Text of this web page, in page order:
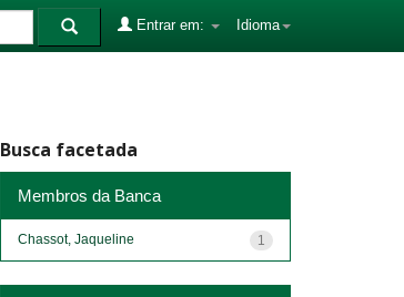
Idioma
Entrar em:
Busca facetada
Membros da Banca
1
Chassot, Jaqueline